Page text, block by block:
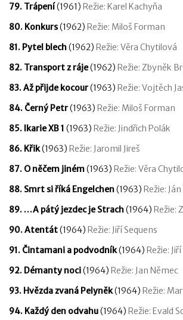
79. Trápení(1961) Režie: Karel Kachyňa
80. Konkurs(1962) Režie: Miloš Forman
81. Pytel blech(1962) Režie: Věra Chytilová
82. Transport z ráje(1962) Režie: Zbyněk
83. Až přijde kocour(1963) Režie: Vojtěch
84. Černý Petr(1963) Režie: Miloš Forman
85. Ikarie XB 1 (1963) Režie: Jindřich Polák
86. Křik(1963) Režie: Jaromil Jireš
87. O něčem jiném(1963) Režie: Věra
88. Smrt si říká Engelchen(1963) Režie:
89. …A pátý jezdec je Strach(1964) Režie:
90. Atentát(1964) Režie: Jiří Sequens
91. Čintamani a podvodník(1964) Režie:
92. Démanty noci(1964) Režie: Jan Němec
93. Hvězda zvaná Pelyněk(1964) Režie:
94. Každý den odvahu(1964) Režie: Evald